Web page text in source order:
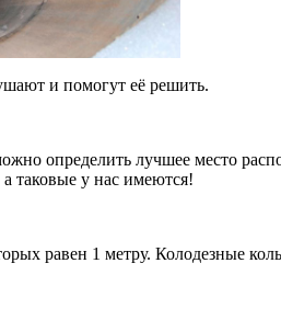
и помогут её решить.
определить лучшее место
таковые у нас имеются!
равен 1 метру. Колодезные